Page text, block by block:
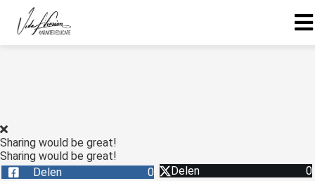
Sharing would be great!
Sharing would be great!
Delen
0 Delen
0